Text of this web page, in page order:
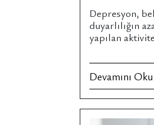
Depresyon,
duyarlılığın
yapılan
Devamını Oku